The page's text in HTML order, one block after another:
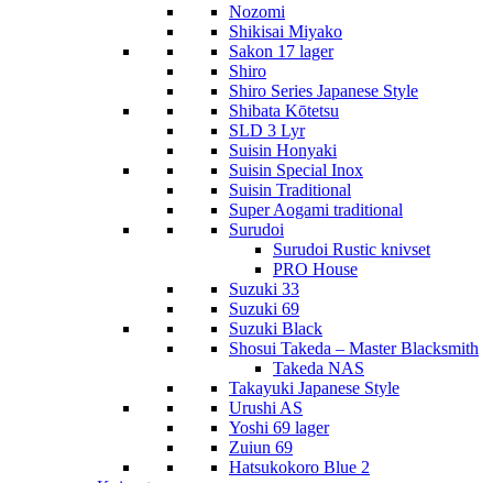
Nozomi
Shikisai Miyako
Sakon 17 lager
Shiro
Shiro Series Japanese Style
Shibata Kōtetsu
SLD 3 Lyr
Suisin Honyaki
Suisin Special Inox
Suisin Traditional
Super Aogami traditional
Surudoi
Surudoi Rustic knivset
PRO House
Suzuki 33
Suzuki 69
Suzuki Black
Shosui Takeda – Master Blacksmith
Takeda NAS
Takayuki Japanese Style
Urushi AS
Yoshi 69 lager
Zuiun 69
Hatsukokoro Blue 2